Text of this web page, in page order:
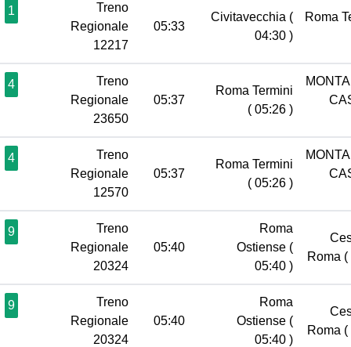
1
Treno
Regionale
12217
05:33
Civitavecchia (
04:30 )
Roma
4
Treno
Regionale
23650
05:37
Roma Termini
( 05:26 )
4
Treno
Regionale
12570
05:37
Roma Termini
( 05:26 )
9
Treno
Regionale
20324
05:40
Roma
Ostiense (
05:40 )
Roma (
9
Treno
Regionale
20324
05:40
Roma
Ostiense (
05:40 )
Roma (